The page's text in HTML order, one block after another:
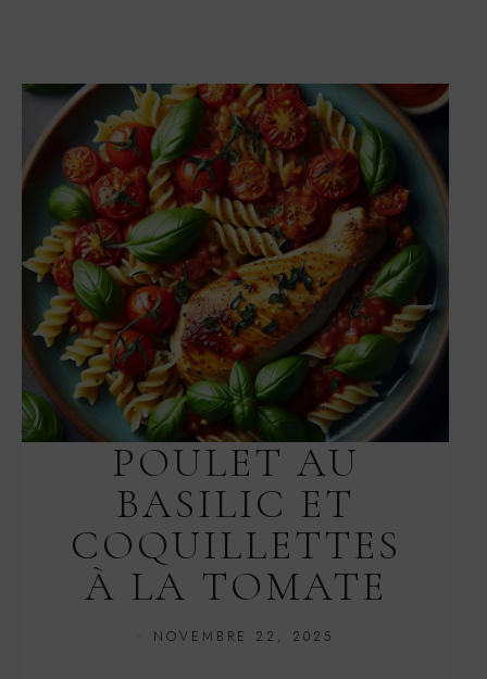
POULET AU
BASILIC ET
COQUILLETTES
À LA TOMATE
NOVEMBRE 22, 2025